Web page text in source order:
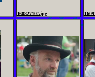
160827107.jpg